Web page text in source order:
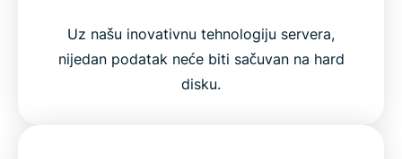
Uz našu inovativnu tehnologiju servera,
nijedan podatak neće biti sačuvan na hard
disku.